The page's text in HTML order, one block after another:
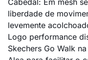
Cabedal: Em mesh
liberdade de
levemente
Logo performance
Skechers Go Walk